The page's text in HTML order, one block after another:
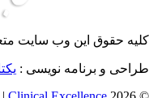
حقوق این وب سایت
و برنامه نویسی :